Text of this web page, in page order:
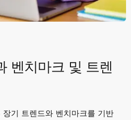
벤치마크 및 트렌
기 트렌드와 벤치마크를 기반